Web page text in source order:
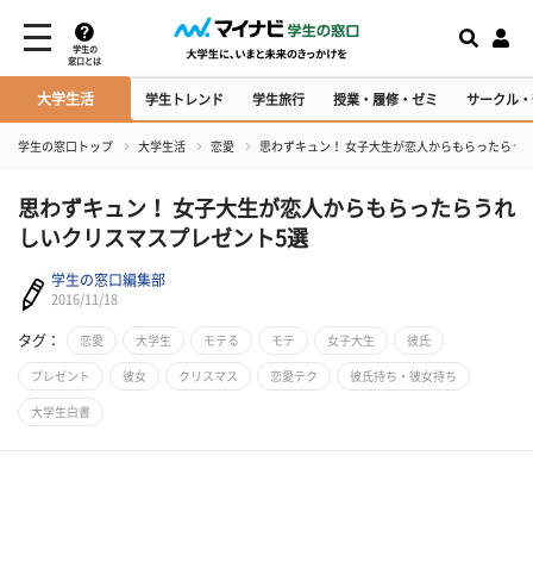
学生の
窓口とは
大学生活 学生トレンド 学生旅行 授業・履修・ゼミ サークル
学生の窓口トップ 大学生活 恋愛 思わずキュン！ 女子大生が恋人からもらったらう
思わずキュン！ 女子大生が恋人からもらったらうれ
しいクリスマスプレゼント5選
学生の窓口編集部
2016/11/18
タグ： 恋愛 大学生 モテる モテ 女子大生 彼氏
プレゼント 彼女 クリスマス 恋愛テク 彼氏持ち・彼女持ち
大学生白書